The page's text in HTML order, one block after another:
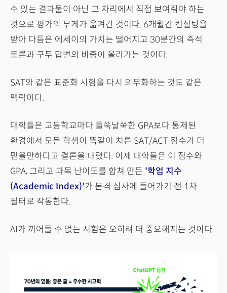
수 있는 결과물이 아닌 그 자리에서 직접 보여줘야 하는
것으로 평가의 무게가 옮겨간 것이다. 6개월간 컨설팅을
받아 다듬은 에세이의 가치는 떨어지고 30분간의 즉석
토론과 구두 답변의 비중이 올라가는 것이다.
SAT와 같은 표준화 시험을 다시 의무화하는 것도 같은
맥락이다.
대학들은 고등학교마다 들쑥날쑥한 GPA보다 통제된
환경에서 모든 학생이 똑같이 치른 SAT/ACT 점수가 더
믿을만하다고 결론을 내렸다. 이제 대학들은 이 점수와
GPA, 그리고 과목 난이도를 합쳐 만든 '학업 지수
(Academic Index)'가 본격 심사에 들어가기 전 1차
필터로 작동한다.
AI가 끼어들 수 없는 시험은 오히려 더 중요해지는 것이다.